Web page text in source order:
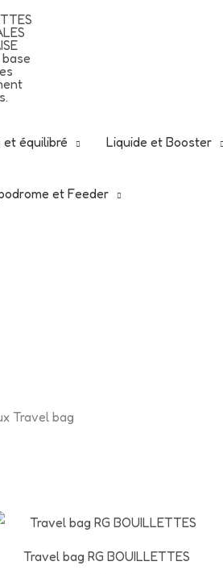
équilibré Liquide et Booster
et Feeder
Travel bag
Travel bag RG BOUILLETTES
ce code
le site, hors vêtements !